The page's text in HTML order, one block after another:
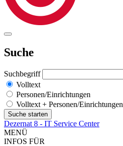
Suche
Suchbegriff
Volltext
Personen/Einrichtungen
Volltext + Personen/Einrichtungen
Dezernat 8 - IT Service Center
MENÜ
INFOS FÜR